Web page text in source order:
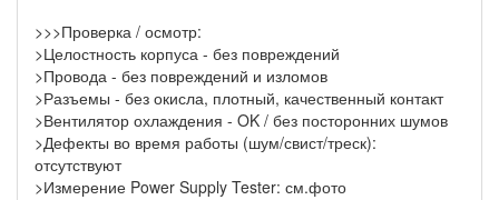
>>>Проверка / осмотр:
>Целостность корпуса - без повреждений
>Провода - без повреждений и изломов
>Разъемы - без окисла, плотный, качественный контакт
>Вентилятор охлаждения - OK / без посторонних шумов
>Дефекты во время работы (шум/свист/треск):
отсутствуют
>Измерение Power Supply Tester: см.фото